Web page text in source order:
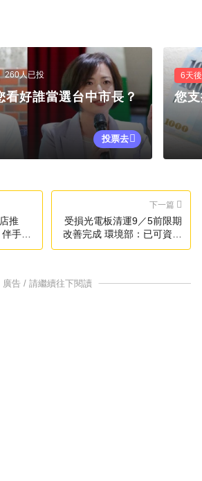
260人已投
看好誰當選台中市長？
投票去
6天
您
推
手禮
下一篇
受損光電板清運9／5前限期
改善完成 環境部：已可資源
化
廣告 / 請繼續往下閱讀